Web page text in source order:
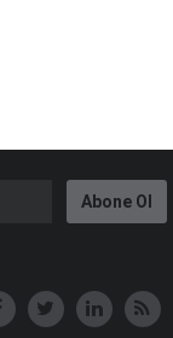
Abone Ol